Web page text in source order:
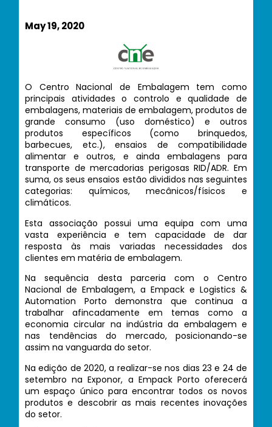
May 19, 2020
O Centro Nacional de Embalagem tem como
principais atividades o controlo e qualidade de
embalagens, materiais de embalagem, produtos de
grande consumo (uso doméstico) e outros
produtos específicos (como brinquedos,
barbecues, etc.), ensaios de compatibilidade
alimentar e outros, e ainda embalagens para
transporte de mercadorias perigosas RID/ADR. Em
suma, os seus ensaios estão divididos nas seguintes
categorias: químicos, mecânicos/físicos e
climáticos.
Esta associação possui uma equipa com uma
vasta experiência e tem capacidade de dar
resposta às mais variadas necessidades dos
clientes em matéria de embalagem.
Na sequência desta parceria com o Centro
Nacional de Embalagem, a Empack e Logistics &
Automation Porto demonstra que continua a
trabalhar afincadamente em temas como a
economia circular na indústria da embalagem e
nas tendências do mercado, posicionando-se
assim na vanguarda do setor.
Na edição de 2020, a realizar-se nos dias 23 e 24 de
setembro na Exponor, a Empack Porto oferecerá
um espaço único para encontrar todos os novos
produtos e descobrir as mais recentes inovações
do setor.